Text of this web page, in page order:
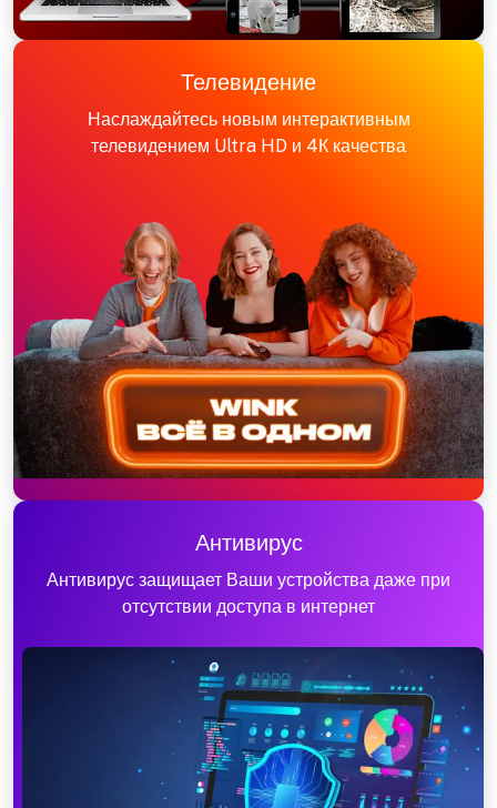
Телевидение
Наслаждайтесь новым интерактивным
телевидением Ultra HD и 4К качества
Антивирус
Антивирус защищает Ваши устройства даже при
отсутствии доступа в интернет